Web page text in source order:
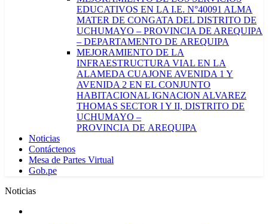
EDUCATIVOS EN LA I.E. N°40091 ALMA
MATER DE CONGATA DEL DISTRITO DE
UCHUMAYO – PROVINCIA DE AREQUIPA
– DEPARTAMENTO DE AREQUIPA
MEJORAMIENTO DE LA
INFRAESTRUCTURA VIAL EN LA
ALAMEDA CUAJONE AVENIDA 1 Y
AVENIDA 2 EN EL CONJUNTO
HABITACIONAL IGNACION ALVAREZ
THOMAS SECTOR I Y II, DISTRITO DE
UCHUMAYO –
PROVINCIA DE AREQUIPA
Noticias
Contáctenos
Mesa de Partes Virtual
Gob.pe
Noticias